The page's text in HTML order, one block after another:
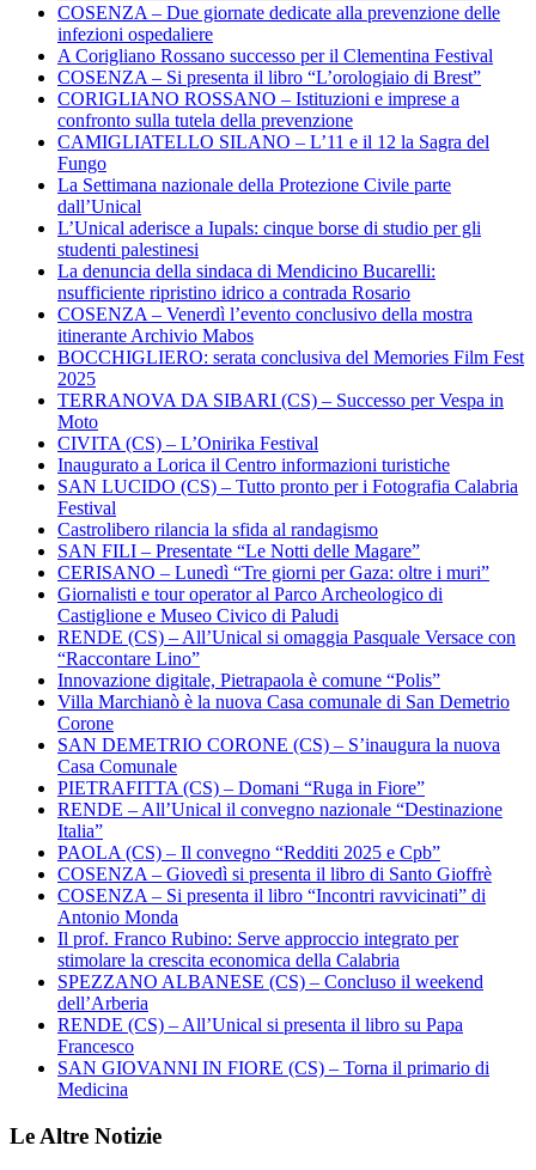
COSENZA – Due giornate dedicate alla prevenzione delle
infezioni ospedaliere
A Corigliano Rossano successo per il Clementina Festival
COSENZA – Si presenta il libro “L’orologiaio di Brest”
CORIGLIANO ROSSANO – Istituzioni e imprese a
confronto sulla tutela della prevenzione
CAMIGLIATELLO SILANO – L’11 e il 12 la Sagra del
Fungo
La Settimana nazionale della Protezione Civile parte
dall’Unical
L’Unical aderisce a Iupals: cinque borse di studio per gli
studenti palestinesi
La denuncia della sindaca di Mendicino Bucarelli:
nsufficiente ripristino idrico a contrada Rosario
COSENZA – Venerdì l’evento conclusivo della mostra
itinerante Archivio Mabos
BOCCHIGLIERO: serata conclusiva del Memories Film Fest
2025
TERRANOVA DA SIBARI (CS) – Successo per Vespa in
Moto
CIVITA (CS) – L’Onirika Festival
Inaugurato a Lorica il Centro informazioni turistiche
SAN LUCIDO (CS) – Tutto pronto per i Fotografia Calabria
Festival
Castrolibero rilancia la sfida al randagismo
SAN FILI – Presentate “Le Notti delle Magare”
CERISANO – Lunedì “Tre giorni per Gaza: oltre i muri”
Giornalisti e tour operator al Parco Archeologico di
Castiglione e Museo Civico di Paludi
RENDE (CS) – All’Unical si omaggia Pasquale Versace con
“Raccontare Lino”
Innovazione digitale, Pietrapaola è comune “Polis”
Villa Marchianò è la nuova Casa comunale di San Demetrio
Corone
SAN DEMETRIO CORONE (CS) – S’inaugura la nuova
Casa Comunale
PIETRAFITTA (CS) – Domani “Ruga in Fiore”
RENDE – All’Unical il convegno nazionale “Destinazione
Italia”
PAOLA (CS) – Il convegno “Redditi 2025 e Cpb”
COSENZA – Giovedì si presenta il libro di Santo Gioffrè
COSENZA – Si presenta il libro “Incontri ravvicinati” di
Antonio Monda
Il prof. Franco Rubino: Serve approccio integrato per
stimolare la crescita economica della Calabria
SPEZZANO ALBANESE (CS) – Concluso il weekend
dell’Arberia
RENDE (CS) – All’Unical si presenta il libro su Papa
Francesco
SAN GIOVANNI IN FIORE (CS) – Torna il primario di
Medicina
Le Altre Notizie